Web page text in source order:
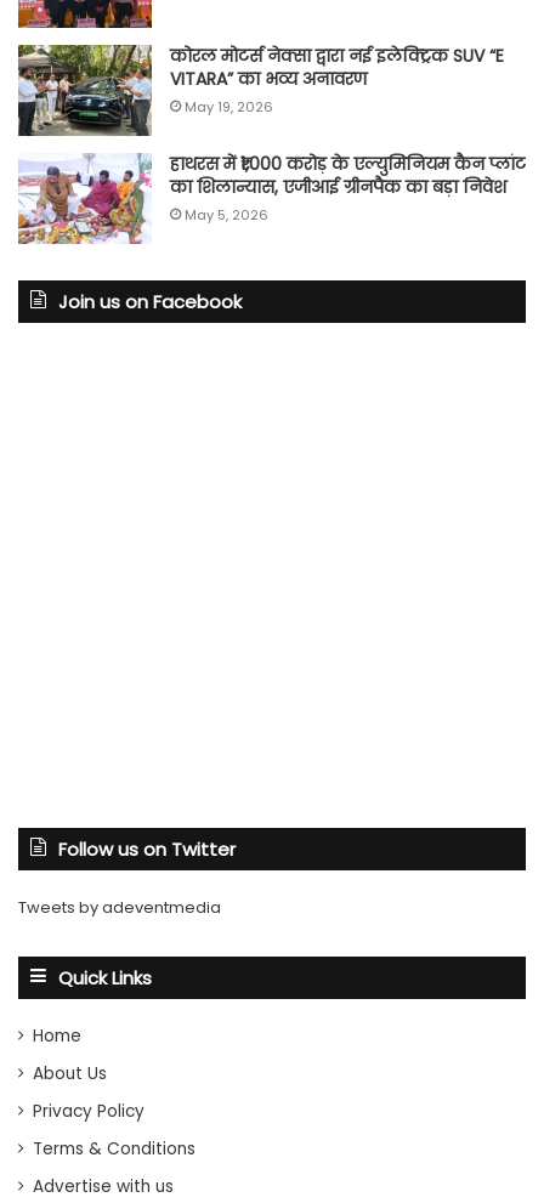
कोरल मोटर्स नेक्सा द्वारा नई इलेक्ट्रिक SUV “E
VITARA” का भव्य अनावरण
May 19, 2026
हाथरस में ₹1,000 करोड़ के एल्युमिनियम कैन प्लांट
का शिलान्यास, एजीआई ग्रीनपैक का बड़ा निवेश
May 5, 2026
Join us on Facebook
Follow us on Twitter
Tweets by adeventmedia
Quick Links
Home
About Us
Privacy Policy
Terms & Conditions
Advertise with us